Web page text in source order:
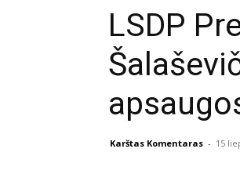
LSDP
Karštas Komentaras - 15